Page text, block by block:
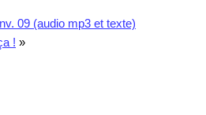
09 (audio mp3 et texte)
! »